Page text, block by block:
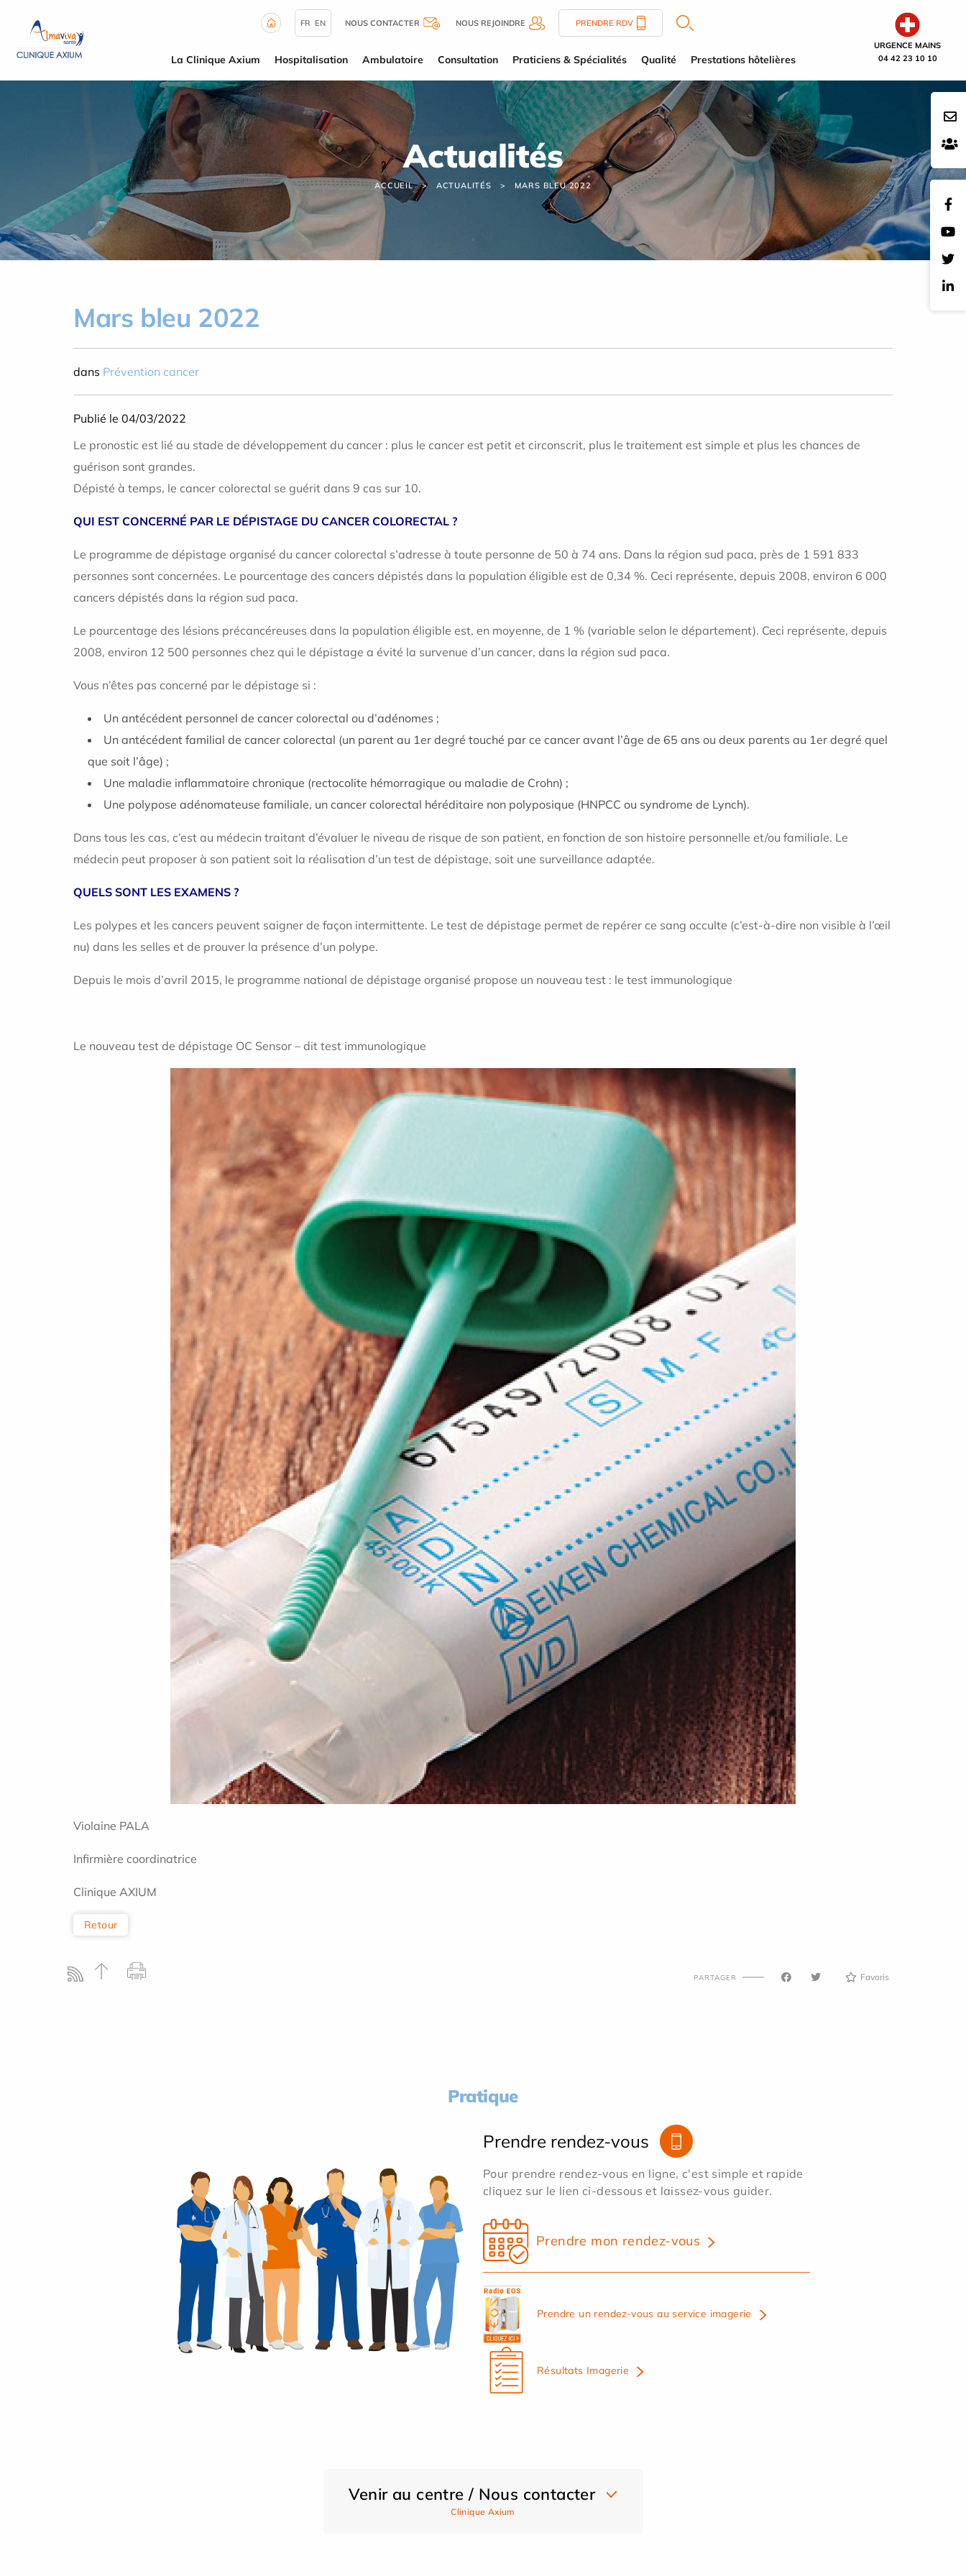
URGENCE MAINS
04 42 23 10 10
FR EN NOUS CONTACTER NOUS REJOINDRE PRENDRE RDV
La Clinique Axium Hospitalisation Ambulatoire Consultation Praticiens & Spécialités Qualité Prestations hôtelières
Actualités
ACCUEIL ACTUALITÉS MARS BLEU 2022
Mars bleu 2022
dans Prévention cancer
Publié le 04/03/2022
Le pronostic est lié au stade de développement du cancer : plus le cancer est petit et circonscrit, plus le traitement est simple et plus les chances de
guérison sont grandes.
Dépisté à temps, le cancer colorectal se guérit dans 9 cas sur 10.
QUI EST CONCERNÉ PAR LE DÉPISTAGE DU CANCER COLORECTAL ?
Le programme de dépistage organisé du cancer colorectal s’adresse à toute personne de 50 à 74 ans. Dans la région sud paca, près de 1 591 833
personnes sont concernées. Le pourcentage des cancers dépistés dans la population éligible est de 0,34 %. Ceci représente, depuis 2008, environ 6 000
cancers dépistés dans la région sud paca.
Le pourcentage des lésions précancéreuses dans la population éligible est, en moyenne, de 1 % (variable selon le département). Ceci représente, depuis
2008, environ 12 500 personnes chez qui le dépistage a évité la survenue d’un cancer, dans la région sud paca.
Vous n’êtes pas concerné par le dépistage si :
Un antécédent personnel de cancer colorectal ou d’adénomes ;
Un antécédent familial de cancer colorectal (un parent au 1er degré touché par ce cancer avant l’âge de 65 ans ou deux parents au 1er degré quel
que soit l’âge) ;
Une maladie inflammatoire chronique (rectocolite hémorragique ou maladie de Crohn) ;
Une polypose adénomateuse familiale, un cancer colorectal héréditaire non polyposique (HNPCC ou syndrome de Lynch).
Dans tous les cas, c’est au médecin traitant d’évaluer le niveau de risque de son patient, en fonction de son histoire personnelle et/ou familiale. Le
médecin peut proposer à son patient soit la réalisation d’un test de dépistage, soit une surveillance adaptée.
QUELS SONT LES EXAMENS ?
Les polypes et les cancers peuvent saigner de façon intermittente. Le test de dépistage permet de repérer ce sang occulte (c’est-à-dire non visible à l’œil
nu) dans les selles et de prouver la présence d’un polype.
Depuis le mois d’avril 2015, le programme national de dépistage organisé propose un nouveau test : le test immunologique
Le nouveau test de dépistage OC Sensor – dit test immunologique
Violaine PALA
Infirmière coordinatrice
Clinique AXIUM
Retour
PARTAGER Favoris
Pratique
Prendre rendez-vous
Pour prendre rendez-vous en ligne, c'est simple et rapide
cliquez sur le lien ci-dessous et laissez-vous guider.
Prendre mon rendez-vous
Prendre un rendez-vous au service imagerie
Résultats Imagerie
Venir au centre / Nous contacter
Clinique Axium